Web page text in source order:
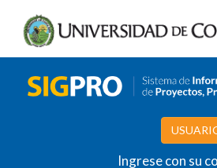
Ingrese con su